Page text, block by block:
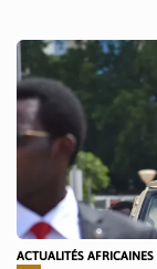
ACTUALITÉS AFRICAINES